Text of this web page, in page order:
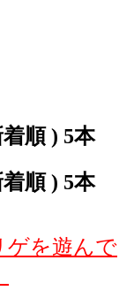
順 ) 5本
順 ) 5本
ゲを遊んで